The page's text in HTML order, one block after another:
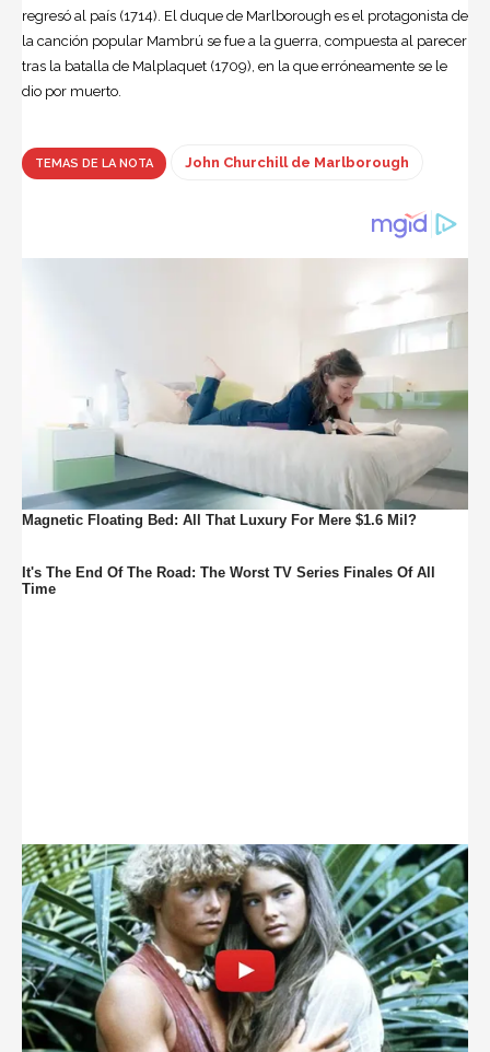
regresó al país (1714). El duque de Marlborough es el protagonista de
la canción popular Mambrú se fue a la guerra, compuesta al parecer
tras la batalla de Malplaquet (1709), en la que erróneamente se le
dio por muerto.
TEMAS DE LA NOTA John Churchill de Marlborough